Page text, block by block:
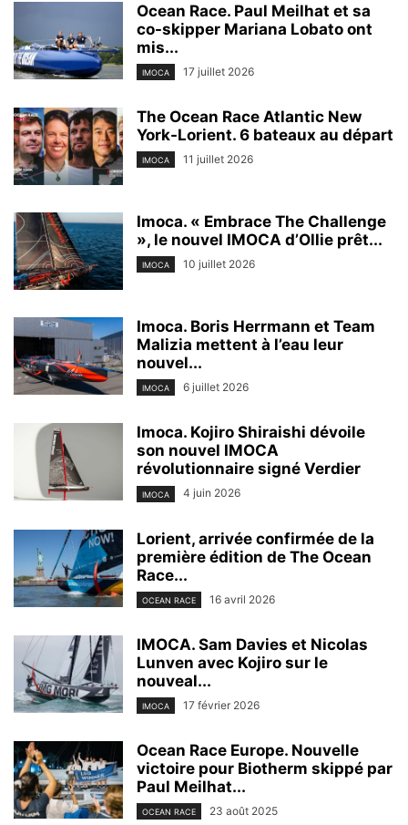
Ocean Race. Paul Meilhat et sa
co-skipper Mariana Lobato ont
mis...
IMOCA 17 juillet 2026
The Ocean Race Atlantic New
York-Lorient. 6 bateaux au départ
IMOCA 11 juillet 2026
Imoca. « Embrace The Challenge
», le nouvel IMOCA d’Ollie prêt...
IMOCA 10 juillet 2026
Imoca. Boris Herrmann et Team
Malizia mettent à l’eau leur
nouvel...
IMOCA 6 juillet 2026
Imoca. Kojiro Shiraishi dévoile
son nouvel IMOCA
révolutionnaire signé Verdier
IMOCA 4 juin 2026
Lorient, arrivée confirmée de la
première édition de The Ocean
Race...
OCEAN RACE 16 avril 2026
IMOCA. Sam Davies et Nicolas
Lunven avec Kojiro sur le
nouveal...
IMOCA 17 février 2026
Ocean Race Europe. Nouvelle
victoire pour Biotherm skippé par
Paul Meilhat...
OCEAN RACE 23 août 2025